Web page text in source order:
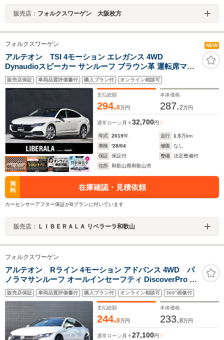
販売店： フォルクスワーゲン 大阪枚方
フォルクスワーゲン NEW
アルテオン TSI 4モーション エレガンス 4WD
Dynaudioスピーカー サンルーフ ブラウン革 運転席マッ
サージシート 純正ナビ フルセグ Apple CarPlay シートヒ
ーター ステアリングヒーター 全席シートヒーター 純正
20AW 電動バックドア LEDヘッドライト HUD ETC
販売店保証 車両品質評価書付 購入プラン付 オンライン相談可
支払総額
294.8万円
本体価格
287.2万円
通常ローン 月々32,700円
年式 2019年 走行 1.5万km
車検
'28/04 修復
なし
保証
保証付 整備
法定整備付
住所
和歌山県和歌山市
無
料
在庫確認・見積依頼
カーセンサーアフター保証がBプランに付いています
販売店： ＬＩＢＥＲＡＬＡ リベラーラ和歌山
フォルクスワーゲン
アルテオン Rライン 4モーション アドバンス 4WD パ
ノラマサンルーフ オールインセーフティ DiscoverPro 前
席パワーシート パワーリアゲート 運転席マッサージ機能
ACC プリクラッシュブレーキシステム アラウンドビュ
ーカメラ 純正20インチAW
販売店保証 車両品質評価書付 購入プラン付 オンライン相談可 360°画像付
支払総額
244.8万円
本体価格
233.8万円
通常ローン 月々27,100円